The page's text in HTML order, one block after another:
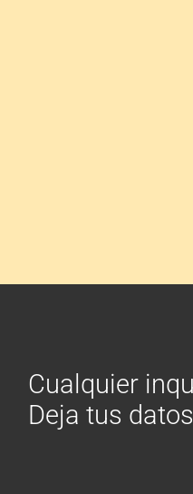
Cualquier
Deja tus